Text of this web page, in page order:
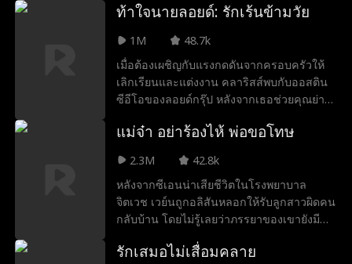
ลิลานำทั้งโชคดีและความอบอุ่นมาให้ โนอาห์
แล้ว แต่เมื่อมีลิลาอยู่ข้าง ๆ เขาก็สามารถเปล่ง
เสียงพูดได้อีกครั้ง ในงานประมูล ลิลาช่วยให้
โจนาธานชนะการประมูลหีบสมบัติลึกลับที่
ซ่อนอยู่ เธอยัง “พูดคุย” กับสุนัขของครอบครัว
ที่หายไปอีกด้วย ร่วมกับอิซาเบล น้องสาวของ
โจนาธาน ลิลาช่วยออกแบบกระเป๋าถือที่โดด
เด่นซึ่งกลายเป็นกระแสฮิตและช่วยกอบกู้
บริษัทของอิซาเบลไว้ได้ เมื่ออันตรายคืบคลาน
เข้ามา ลิลาก็ “บีบให้” แฮโรลด์และวิเวียน ผู้
วางแผนร้าย ต้องพูดความจริง คำโกหกพัง
ทลายลง เธอช่วยให้ครอบครัวรอดพ้นจาก
อันตราย เปิดโปงแผนการทั้งหมด และทำให้แฮ
ท้าใจนายลอยด์: รักเร้นข้ามวัย
1M
48.7k
เมื่อต้องเผชิญกับแรงกดดันจากครอบครัวให้
เลิกเรียนและแต่งงาน คลาริสส์พบกับออสติน
ซีอีโอของลอยด์กรุ๊ป หลังจากเธอช่วยคุณย่า
ปัญหาทางการเงินของเธอ เขาจึงเสนอเงินให้
ปรารถนาของคุณย่า พวกเขาจึงร่วมมือกันใน
แบบที่ไม่คาดคิด ในขณะที่ออสตินยังคงปกปิด
ตัวตนที่แท้จริงของเขาไม่ให้เธอรู้
แม่จ๋า อย่าร้องไห้ พ่อขอโทษ
2.3M
42.8k
หลังจากซีเอนน่าเสียชีวิตในโรงพยาบาล
จิตเวช เวย์นถูกอลิสันหลอกให้รับลูกสาวผิดคน
กลับบ้าน โดยไม่รู้เลยว่าภรรยาของเขายังมี
ร์เล็ต หญิงผู้ไร้ความปรานี ผู้ที่พร้อมจะแฉทุก
รักเสมอไม่เสื่อมคลาย